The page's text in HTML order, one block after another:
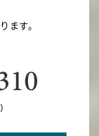
ます。